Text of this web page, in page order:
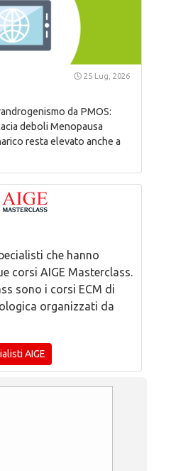
25 Lug, 2026
da PMOS:
deboli Menopausa
resta elevato anche a
che hanno
corsi AIGE Masterclass.
sono i corsi ECM di
organizzati da
AIGE